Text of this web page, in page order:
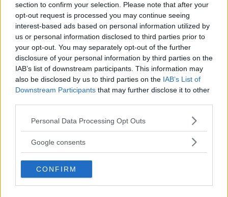
section to confirm your selection. Please note that after your
opt-out request is processed you may continue seeing
interest-based ads based on personal information utilized by
us or personal information disclosed to third parties prior to
your opt-out. You may separately opt-out of the further
disclosure of your personal information by third parties on the
IAB’s list of downstream participants. This information may
also be disclosed by us to third parties on the IAB’s List of
Downstream Participants that may further disclose it to other
Please note that this website/app uses one or more Google
not limited to your visit or usage behaviour. You may click to
use your data for below specified purposes in below Google
consent section.
Personal Data Processing Opt Outs
Google consents
CONFIRM
FOTO1DI 31 INGRANDISCI